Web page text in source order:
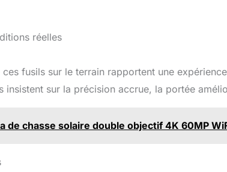
réelles
ces fusils sur le terrain rapportent une
insistent sur la précision accrue, la portée
de chasse solaire double objectif 4K 60MP